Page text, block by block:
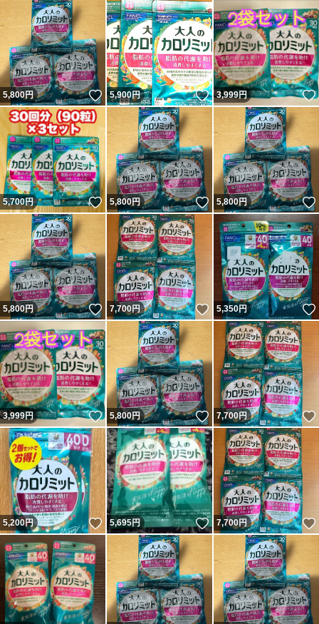
5,800円 いいね！
5,900円 いいね！
3,999円
5,700円 いいね！
5,800円 いいね！
5,800円
5,800円 いいね！
7,700円 いいね！
5,350円
3,999円 いいね！
5,800円 いいね！
7,700円
5,200円 いいね！
5,695円 いいね！
7,700円